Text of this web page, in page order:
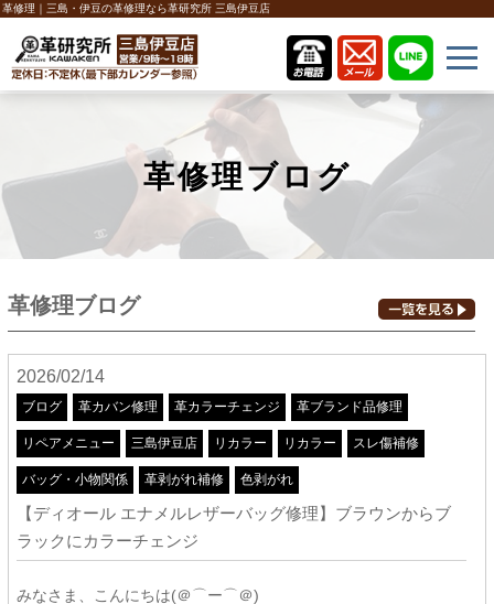
革修理｜三島・伊豆の革修理なら革研究所 三島伊豆店
革修理ブログ
革修理ブログ
2026/02/14
ブログ 革カバン修理 革カラーチェンジ 革ブランド品修理
リペアメニュー 三島伊豆店 リカラー リカラー スレ傷補修
バッグ・小物関係 革剥がれ補修 色剥がれ
【ディオール エナメルレザーバッグ修理】ブラウンからブ
ラックにカラーチェンジ
みなさま、こんにちは(＠⌒ー⌒＠)